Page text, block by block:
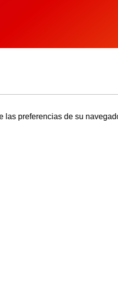
preferencias de su